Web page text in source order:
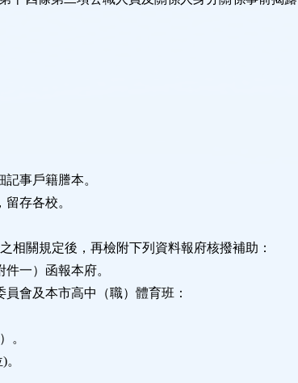
事戶籍謄本。
存各校。
相關規定後，再檢附下列資料報府核撥補助：
一）函報本府。
會及本市高中（職）體育班：
。
)。